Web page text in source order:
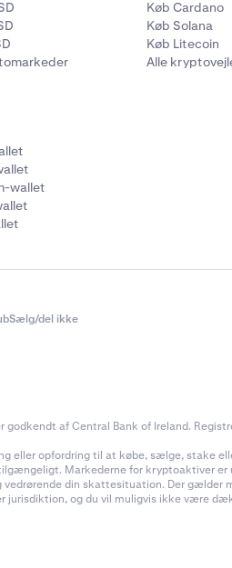
Køb Cardano
Køb Solana
Køb Litecoin
Alle
wallet
Sælg/del ikke
af Central Bank of Ireland.
eller opfordring til at købe, sælge, stake
Markederne for kryptoaktiver
din skattesituation. Der gælder
jurisdiktion, og du vil muligvis ikke være